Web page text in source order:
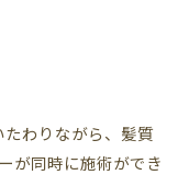
わりながら、髪質
が同時に施術ができ